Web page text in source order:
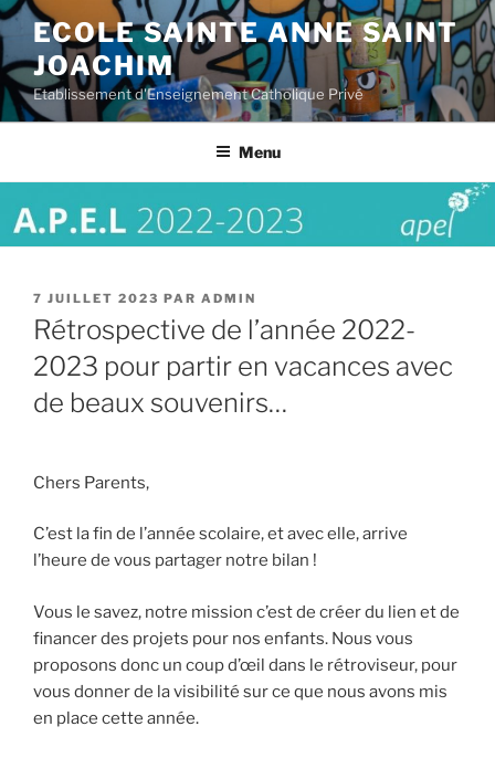
Aller
au
contenu
principal
ECOLE SAINTE ANNE SAINT
JOACHIM
Etablissement d'Enseignement Catholique Privé
Menu
PUBLIÉ
LE
7 JUILLET 2023 PAR ADMIN
Rétrospective de l’année 2022-
2023 pour partir en vacances avec
de beaux souvenirs…
Chers Parents,
C’est la fin de l’année scolaire, et avec elle, arrive
l’heure de vous partager notre bilan !
Vous le savez, notre mission c’est de créer du lien et de
financer des projets pour nos enfants. Nous vous
proposons donc un coup d’œil dans le rétroviseur, pour
vous donner de la visibilité sur ce que nous avons mis
en place cette année.